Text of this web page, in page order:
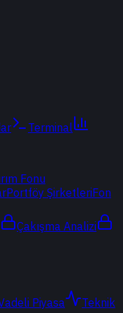
Terminal
Fonu
Portföy ŞirketleriFon
Çakışma Analizi
Piyasa
Teknik